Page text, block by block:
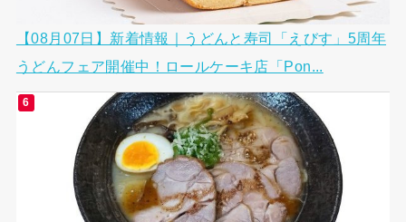
【08月07日】新着情報｜うどんと寿司「えびす」5周年
うどんフェア開催中！ロールケーキ店「Pon...